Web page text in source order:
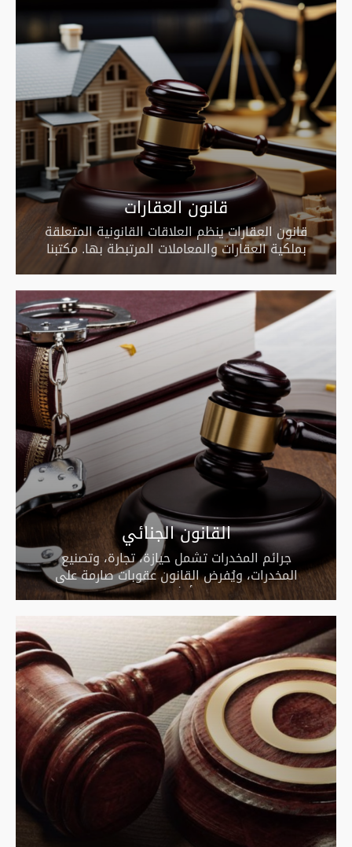
قانون العقارات
قانون العقارات ينظم العلاقات القانونية المتعلقة
بملكية العقارات والمعاملات المرتبطة بها. مكتبنا
يضمن الدقة والاحترافية في معالجة جميع القضايا
القانون الجنائي
جرائم المخدرات تشمل حيازة، تجارة، وتصنيع
المخدرات، ويُفرض القانون عقوبات صارمة على
المتورطين في هذه الأنشطة لضمان الردع والالتزام.